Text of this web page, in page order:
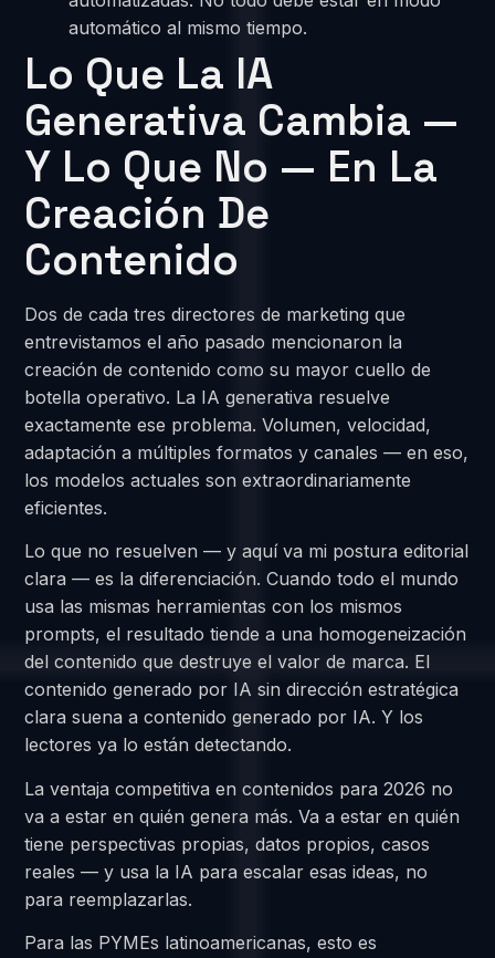
automático al mismo tiempo.
Lo Que La IA
Generativa Cambia —
Y Lo Que No — En La
Creación De
Contenido
Dos de cada tres directores de marketing que
entrevistamos el año pasado mencionaron la
creación de contenido como su mayor cuello de
botella operativo. La IA generativa resuelve
exactamente ese problema. Volumen, velocidad,
adaptación a múltiples formatos y canales — en eso,
los modelos actuales son extraordinariamente
eficientes.
Lo que no resuelven — y aquí va mi postura editorial
clara — es la diferenciación. Cuando todo el mundo
usa las mismas herramientas con los mismos
prompts, el resultado tiende a una homogeneización
del contenido que destruye el valor de marca. El
contenido generado por IA sin dirección estratégica
clara suena a contenido generado por IA. Y los
lectores ya lo están detectando.
La ventaja competitiva en contenidos para 2026 no
va a estar en quién genera más. Va a estar en quién
tiene perspectivas propias, datos propios, casos
reales — y usa la IA para escalar esas ideas, no
para reemplazarlas.
Para las PYMEs latinoamericanas, esto es